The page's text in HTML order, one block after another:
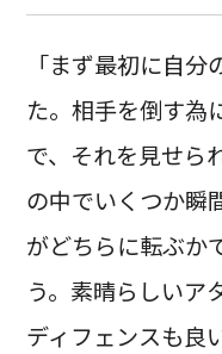
「まず最初に自
た。相手を倒す為
で、それを見せら
の中でいくつか瞬
がどちらに転ぶか
う。素晴らしいア
ディフェンスも良